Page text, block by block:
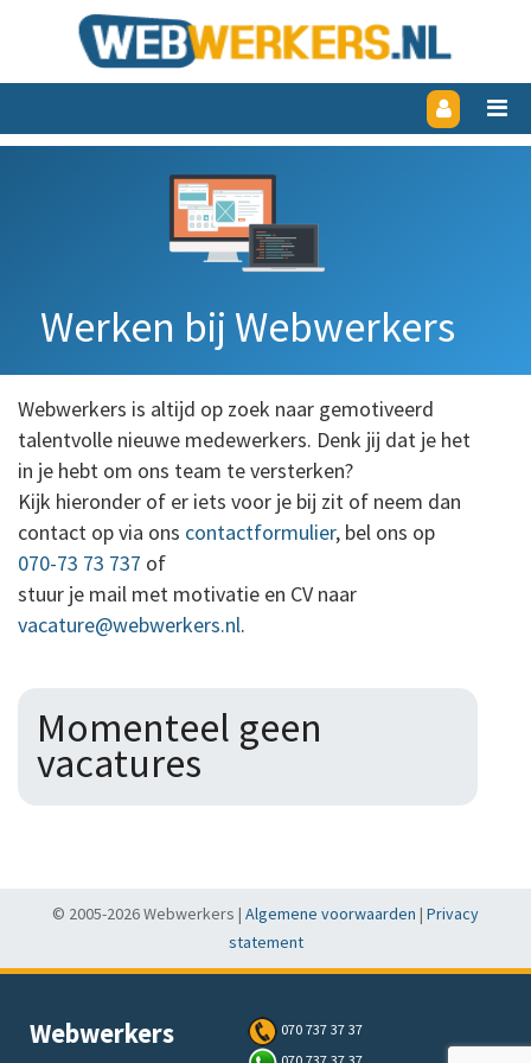
Werken bij Webwerkers
Webwerkers is altijd op zoek naar gemotiveerd
talentvolle nieuwe medewerkers. Denk jij dat je het
in je hebt om ons team te versterken?
Kijk hieronder of er iets voor je bij zit of neem dan
contact op via ons contactformulier, bel ons op
070-73 73 737 of
stuur je mail met motivatie en CV naar
vacature@webwerkers.nl.
Momenteel geen
vacatures
© 2005-2026 Webwerkers | Algemene voorwaarden | Privacy
statement
Webwerkers
070 737 37 37